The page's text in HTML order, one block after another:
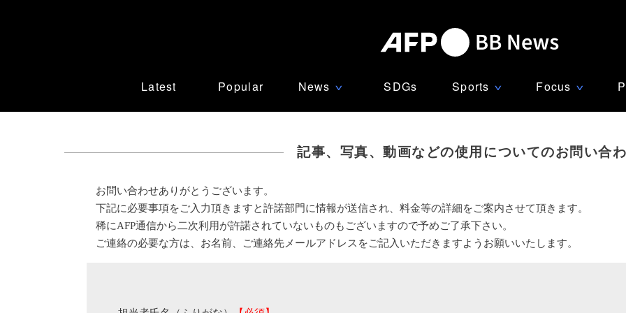
Latest Popular News ∨ SDGs Sports ∨ Focus ∨
記事、写真、動画などの使用についてのお問い合
お問い合わせありがとうございます。
下記に必要事項をご入力頂きますと許諾部門に情報が送信され、料金等の詳細をご案内させて頂きます。
稀にAFP通信から二次利用が許諾されていないものもございますので予めご了承下さい。
ご連絡の必要な方は、お名前、ご連絡先メールアドレスをご記入いただきますようお願いいたします。